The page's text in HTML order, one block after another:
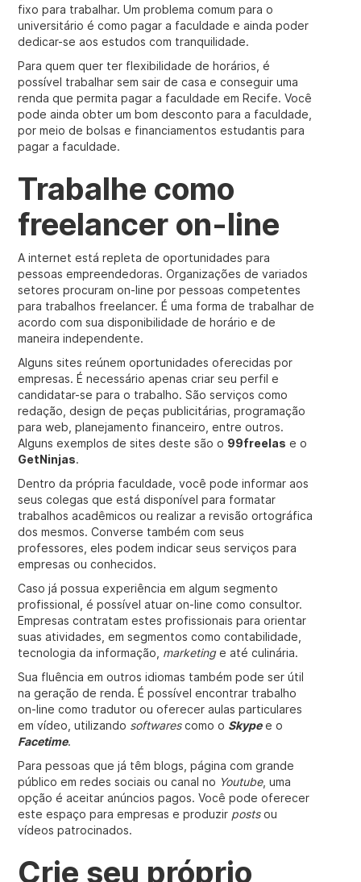
fixo para trabalhar. Um problema comum para o
universitário é como pagar a faculdade e ainda poder
dedicar-se aos estudos com tranquilidade.
Para quem quer ter flexibilidade de horários, é
possível trabalhar sem sair de casa e conseguir uma
renda que permita pagar a faculdade em Recife. Você
pode ainda obter um bom desconto para a faculdade,
por meio de bolsas e financiamentos estudantis para
pagar a faculdade.
Trabalhe como
freelancer on-line
A internet está repleta de oportunidades para
pessoas empreendedoras. Organizações de variados
setores procuram on-line por pessoas competentes
para trabalhos freelancer. É uma forma de trabalhar de
acordo com sua disponibilidade de horário e de
maneira independente.
Alguns sites reúnem oportunidades oferecidas por
empresas. É necessário apenas criar seu perfil e
candidatar-se para o trabalho. São serviços como
redação, design de peças publicitárias, programação
para web, planejamento financeiro, entre outros.
Alguns exemplos de sites deste são o 99freelas e o
GetNinjas.
Dentro da própria faculdade, você pode informar aos
seus colegas que está disponível para formatar
trabalhos acadêmicos ou realizar a revisão ortográfica
dos mesmos. Converse também com seus
professores, eles podem indicar seus serviços para
empresas ou conhecidos.
Caso já possua experiência em algum segmento
profissional, é possível atuar on-line como consultor.
Empresas contratam estes profissionais para orientar
suas atividades, em segmentos como contabilidade,
tecnologia da informação, marketinge até culinária.
Sua fluência em outros idiomas também pode ser útil
na geração de renda. É possível encontrar trabalho
on-line como tradutor ou oferecer aulas particulares
em vídeo, utilizando softwarescomo o Skypee o
Facetime.
Para pessoas que já têm blogs, página com grande
público em redes sociais ou canal no Youtube, uma
opção é aceitar anúncios pagos. Você pode oferecer
este espaço para empresas e produzir postsou
vídeos patrocinados.
Crie seu próprio